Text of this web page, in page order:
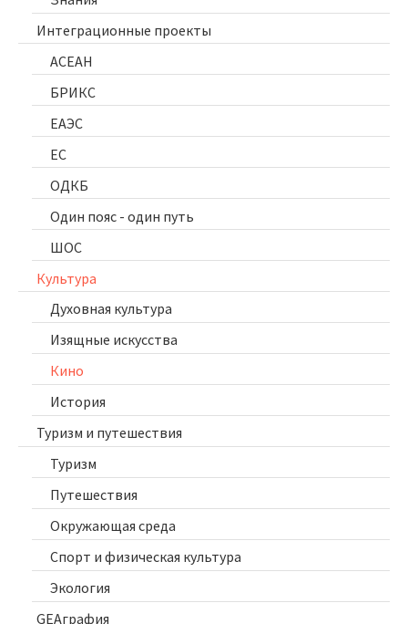
Интеграционные проекты
АСЕАН
БРИКС
ЕАЭС
ЕС
ОДКБ
Один пояс - один путь
ШОС
Культура
Духовная культура
Изящные искусства
Кино
История
Туризм и путешествия
Туризм
Путешествия
Окружающая среда
Спорт и физическая культура
Экология
GEAграфия